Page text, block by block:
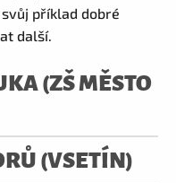
příklad dobré
další.
(ZŠ MĚSTO
(VSETÍN)